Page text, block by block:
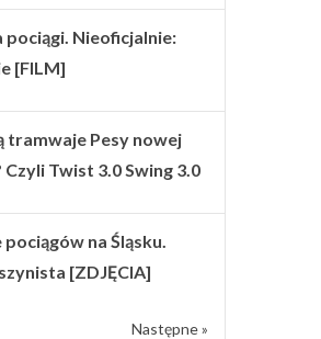
pociągi. Nieoficjalnie:
[FILM]
tramwaje Pesy nowej
Czyli Twist 3.0 Swing 3.0
na Śląsku.
[ZDJĘCIA]
Następne »